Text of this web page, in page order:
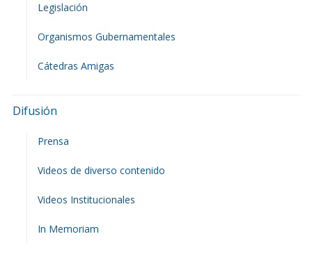
Legislación
Organismos Gubernamentales
Cátedras Amigas
Difusión
Prensa
Videos de diverso contenido
Videos Institucionales
In Memoriam